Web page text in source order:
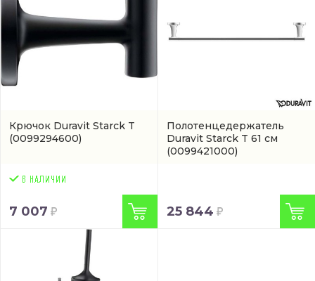
Крючок Duravit Starck T
(0099294600)
7 007
Полотенцедержатель
Duravit Starck T 61 см
(0099421000)
25 844